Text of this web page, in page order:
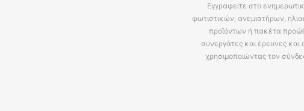
Εγγραφείτε στο
φωτιστικών, ανεμιστήρων,
προϊόντων ή πακέτα
συνεργάτες και έρευνες και
χρησιμοποιώντας τον